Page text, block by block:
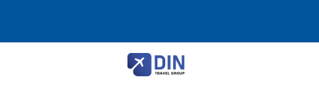
235 39
Telefon040 45 29 90